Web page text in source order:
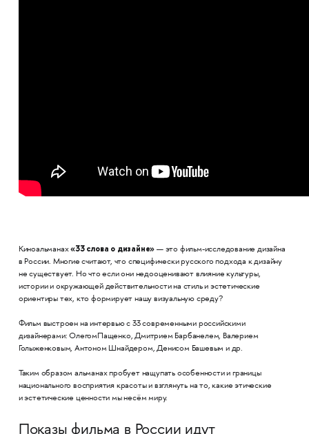
Киноальманах«33 слова о дизайне» — это фильм-исследование дизайна
в России. Многие считают, что специфически русского подхода к дизайну
не существует. Но что если они недооценивают влияние культуры,
истории и окружающей действительности на стиль и эстетические
ориентиры тех, кто формирует нашу визуальную среду?
Фильм выстроен на интервью с 33 современными российскими
дизайнерами: ОлегомПащенко, Дмитрием Барбанелем, Валерием
Голыженковым, Антоном Шнайдером, Денисом Башевым и др.
Таким образом альманах пробует нащупать особенности и границы
национального восприятия красоты и взглянуть на то, какие этические
и эстетические ценности мы несём миру.
Показы фильма в России идут